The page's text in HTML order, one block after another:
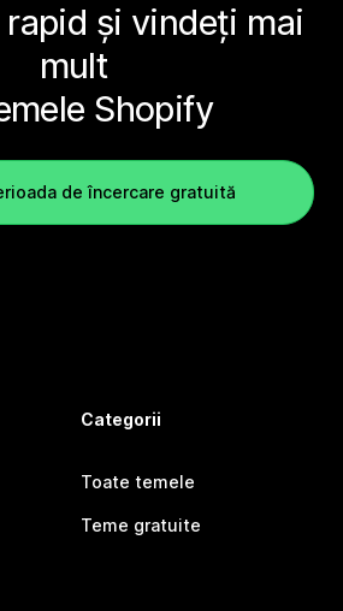
și vindeți mai
mult
Shopify
de încercare gratuită
Categorii
Toate temele
Teme gratuite